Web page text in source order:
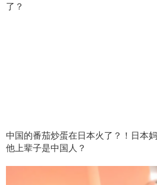
了？
中国的番茄炒蛋在日本火了？！日本
他上辈子是中国人？